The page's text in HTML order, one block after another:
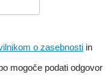
o zasebnosti in
mogoče podati odgovor